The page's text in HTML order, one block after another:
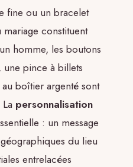
fine ou un bracelet
constituent
homme, les boutons
une pince à billets
boîtier argenté sont
personnalisation
: un message
du lieu
entrelacées